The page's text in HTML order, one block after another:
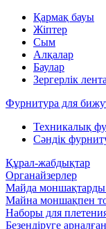
Қармақ бауы
Жіптер
Сым
Алқалар
Баулар
Зергерлік
Фурнитура для
Техникалық
Сәндік
Құрал-жабдықтар
Органайзерлер
Майда моншақтарды
Майна моншақпен
Наборы для
Безендіруге